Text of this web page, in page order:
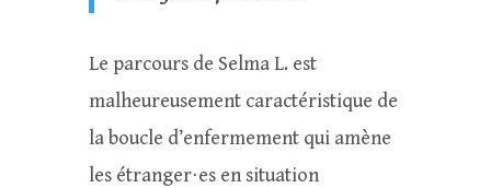
Le parcours de Selma L. est
malheureusement caractéristique de
la boucle d’enfermement qui amène
les étranger⋅es en situation